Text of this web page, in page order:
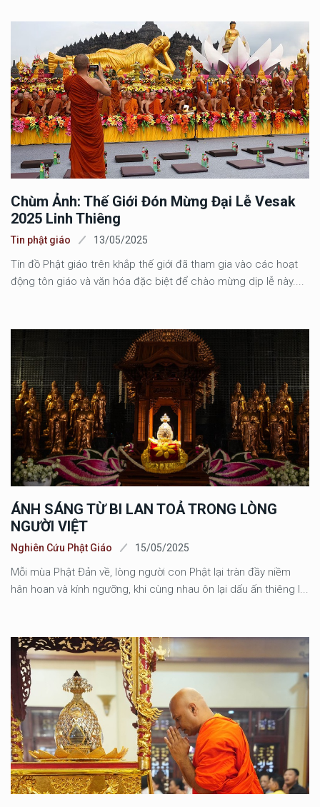
Chùm Ảnh: Thế Giới Đón Mừng Đại Lễ Vesak
2025 Linh Thiêng
Tin phật giáo 13/05/2025
Tín đồ Phật giáo trên khắp thế giới đã tham gia vào các hoạt
động tôn giáo và văn hóa đặc biệt để chào mừng dịp lễ này....
ÁNH SÁNG TỪ BI LAN TOẢ TRONG LÒNG
NGƯỜI VIỆT
Nghiên Cứu Phật Giáo 15/05/2025
Mỗi mùa Phật Đản về, lòng người con Phật lại tràn đầy niềm
hân hoan và kính ngưỡng, khi cùng nhau ôn lại dấu ấn thiêng l...